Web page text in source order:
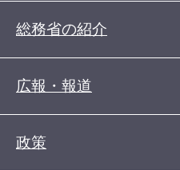
総務省の紹介
広報・報道
政策